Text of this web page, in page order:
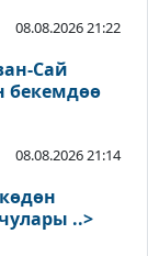
08.08.2026 21:22
Сай
бекемдөө
08.08.2026 21:14
келген тоо куткаруучулары ..>